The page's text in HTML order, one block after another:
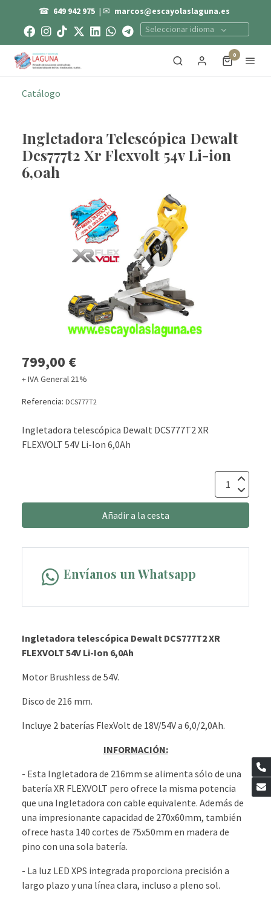
☎ 649 942 975 | ✉ marcos@escayolaslaguna.es
Seleccionar idioma
0
Catálogo
Ingletadora Telescópica Dewalt
Dcs777t2 Xr Flexvolt 54v Li-ion
6,0ah
799,00 €
+ IVA General 21%
Referencia: DCS777T2
Ingletadora telescópica Dewalt DCS777T2 XR
FLEXVOLT 54V Li-Ion 6,0Ah
Añadir a la cesta
Envíanos un Whatsapp
Ingletadora telescópica Dewalt DCS777T2 XR
FLEXVOLT 54V Li-Ion 6,0Ah
Motor Brushless de 54V.
Disco de 216 mm.
Incluye 2 baterías FlexVolt de 18V/54V a 6,0/2,0Ah.
INFORMACIÓN:
- Esta Ingletadora de 216mm se alimenta sólo de una
batería XR FLEXVOLT pero ofrece la misma potencia
que una Ingletadora con cable equivalente. Además de
una impresionante capacidad de 270x60mm, también
ofrece hasta 140 cortes de 75x50mm en madera de
pino con una sola batería.
- La luz LED XPS integrada proporciona precisión a
largo plazo y una línea clara, incluso a pleno sol.